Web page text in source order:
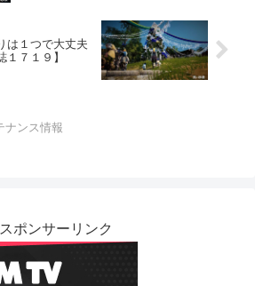
は１つで大丈夫
７１９】
ナンス情報
スポンサーリンク